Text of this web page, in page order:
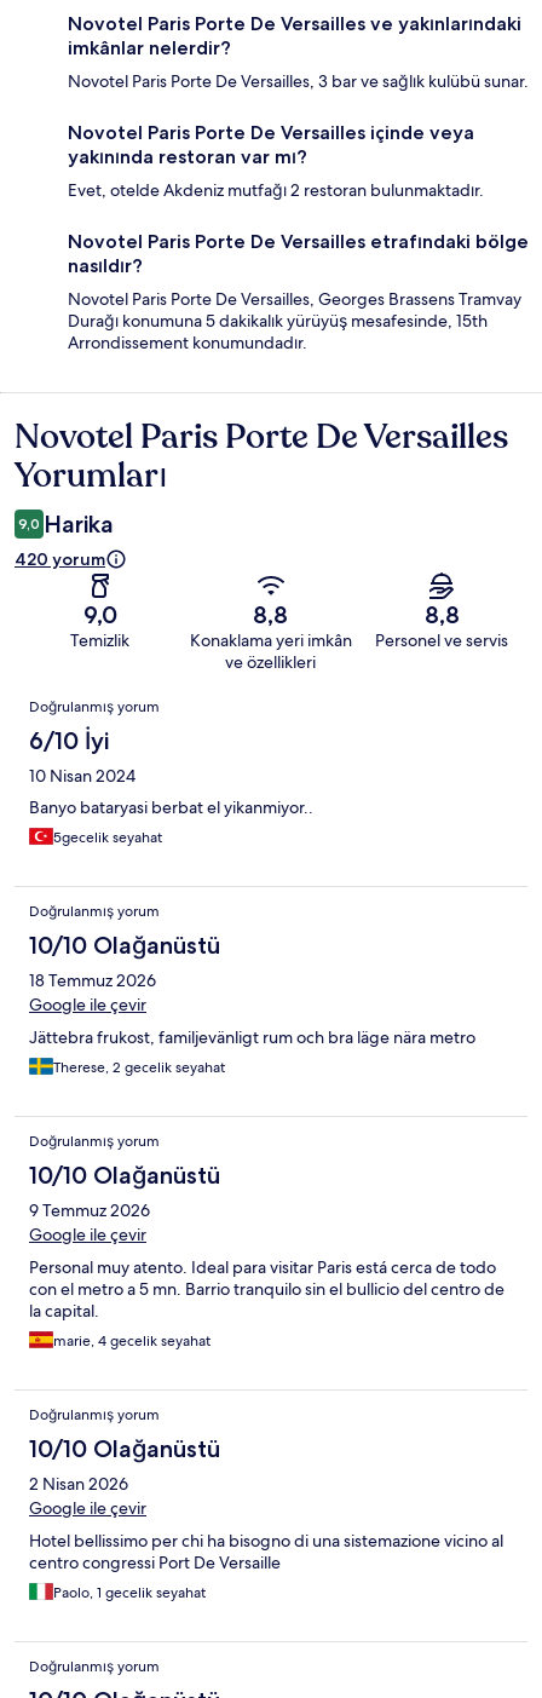
Novotel Paris Porte De Versailles ve yakınlarındaki
imkânlar nelerdir?
Novotel Paris Porte De Versailles, 3 bar ve sağlık kulübü sunar.
Novotel Paris Porte De Versailles içinde veya
yakınında restoran var mı?
Evet, otelde Akdeniz mutfağı 2 restoran bulunmaktadır.
Novotel Paris Porte De Versailles etrafındaki bölge
nasıldır?
Novotel Paris Porte De Versailles, Georges Brassens Tramvay
Durağı konumuna 5 dakikalık yürüyüş mesafesinde, 15th
Arrondissement konumundadır.
Yorumlar
Novotel Paris Porte De Versailles
Yorumları
9,0 Harika
420 yorum
9,0
Temizlik
8,8
Konaklama yeri imkân
ve özellikleri
8,8
Personel ve servis
Yorumlar
Doğrulanmış yorum
6/10 İyi
10 Nisan 2024
Banyo bataryasi berbat el yikanmiyor..
5gecelik seyahat
Doğrulanmış yorum
10/10 Olağanüstü
18 Temmuz 2026
Google ile çevir
Jättebra frukost, familjevänligt rum och bra läge nära metro
Therese, 2 gecelik seyahat
Doğrulanmış yorum
10/10 Olağanüstü
9 Temmuz 2026
Google ile çevir
Personal muy atento. Ideal para visitar Paris está cerca de todo
con el metro a 5 mn. Barrio tranquilo sin el bullicio del centro de
la capital.
marie, 4 gecelik seyahat
Doğrulanmış yorum
10/10 Olağanüstü
2 Nisan 2026
Google ile çevir
Hotel bellissimo per chi ha bisogno di una sistemazione vicino al
centro congressi Port De Versaille
Paolo, 1 gecelik seyahat
Doğrulanmış yorum